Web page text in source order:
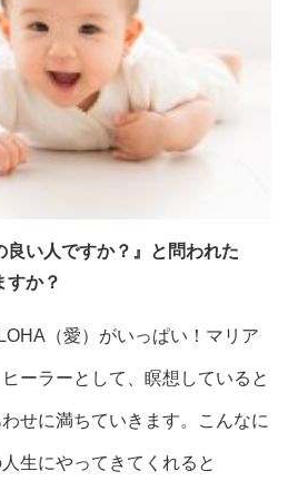
良い人ですか？』と問われた
すか？
（愛）がいっぱい！マリア
ーラーとして、瞑想していると
せに満ちていきます。こんなに
生にやってきてくれると